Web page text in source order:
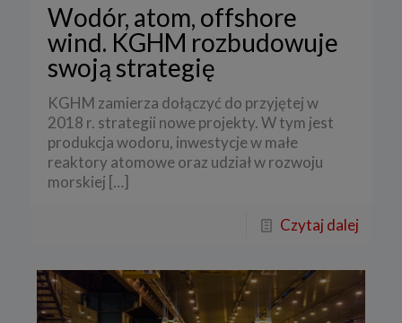
Wodór, atom, offshore
wind. KGHM rozbudowuje
swoją strategię
KGHM zamierza dołączyć do przyjętej w
2018 r. strategii nowe projekty. W tym jest
produkcja wodoru, inwestycje w małe
reaktory atomowe oraz udział w rozwoju
morskiej […]
Czytaj dalej